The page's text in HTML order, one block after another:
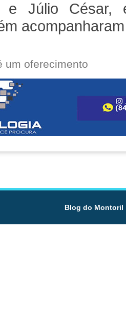
e Júlio César,
um oferecimento
Blog do Montoril